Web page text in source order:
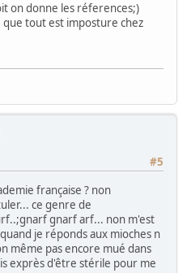
on donne les réferences;)
tout est imposture chez
#5
française ? non
ce genre de
gnarf arf... non m'est
je réponds aux mioches n
même pas encore mué dans
exprès d'être stérile pour me